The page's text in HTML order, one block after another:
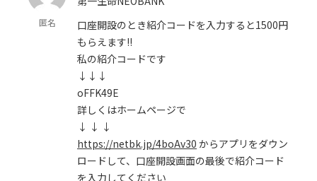
匿名
口座開設のとき紹介コードを入力すると1500円
もらえます!!
私の紹介コードです
↓↓↓
oFFK49E
詳しくはホームページで
↓ ↓ ↓
https://netbk.jp/4boAv30 からアプリをダウン
ロードして、口座開設画面の最後で紹介コード
を入力してください